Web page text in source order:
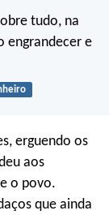
tudo, na
engrandecer e
erguendo os
aos
o povo.
que ainda